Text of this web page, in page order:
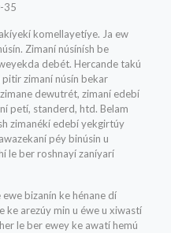
35
komellayetíye. Ja ew
Zimaní núsínísh be
debét. Hercande takú
zimaní núsín bekar
dewutrét, zimaní edebí
petí, standerd, htd. Belam
zimanékí edebí yekgirtúy
péy binúsin u
le ber roshnayí zaníyarí
bizanín ke hénane dí
ke arezúy min u éwe u xiwastí
le ber ewey ke awatí hemú